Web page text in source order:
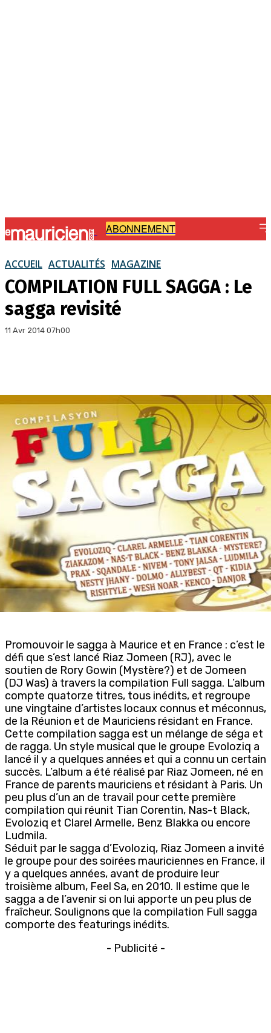
- ABONNEMENT
ACCUEIL ACTUALITÉS MAGAZINE
COMPILATION FULL SAGGA : Le
sagga revisité
11 Avr 2014 07h00
Promouvoir le sagga à Maurice et en France : c’est le
défi que s’est lancé Riaz Jomeen (RJ), avec le
soutien de Rory Gowin (Mystère?) et de Jomeen
(DJ Was) à travers la compilation Full sagga. L’album
compte quatorze titres, tous inédits, et regroupe
une vingtaine d’artistes locaux connus et méconnus,
de la Réunion et de Mauriciens résidant en France.
Cette compilation sagga est un mélange de séga et
de ragga. Un style musical que le groupe Evoloziq a
lancé il y a quelques années et qui a connu un certain
succès. L’album a été réalisé par Riaz Jomeen, né en
France de parents mauriciens et résidant à Paris. Un
peu plus d’un an de travail pour cette première
compilation qui réunit Tian Corentin, Nas-t Black,
Evoloziq et Clarel Armelle, Benz Blakka ou encore
Ludmila.
Séduit par le sagga d’Evoloziq, Riaz Jomeen a invité
le groupe pour des soirées mauriciennes en France, il
y a quelques années, avant de produire leur
troisième album, Feel Sa, en 2010. Il estime que le
sagga a de l’avenir si on lui apporte un peu plus de
fraîcheur. Soulignons que la compilation Full sagga
comporte des featurings inédits.
- Publicité -